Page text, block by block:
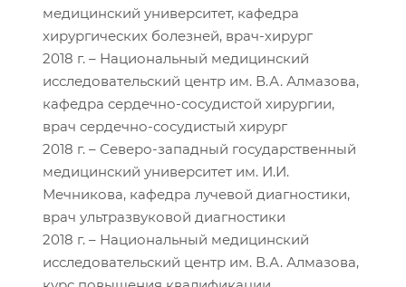
медицинский университет, кафедра
хирургических болезней, врач-хирург
2018 г. – Национальный медицинский
исследовательский центр им. В.А. Алмазова,
кафедра сердечно-сосудистой хирургии,
врач сердечно-сосудистый хирург
2018 г. – Северо-западный государственный
медицинский университет им. И.И.
Мечникова, кафедра лучевой диагностики,
врач ультразвуковой диагностики
2018 г. – Национальный медицинский
исследовательский центр им. В.А. Алмазова,